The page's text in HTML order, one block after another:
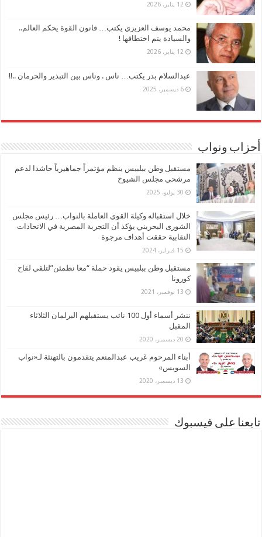
12 يناير، 2026
محمد يوسف العزيزي يكتب… قانون القوة يحكم العالم..
والسيادة يتم اختطافها !
12 يناير، 2026
عبدالسلام بدر يكتب… ناس . وناس بين التبذير والحرمان ..!!
6 ديسمبر، 2025
أحزاب ونواب
مستقبل وطن ببلبيس ينظم مؤتمراً جماهيرياً حاشدا لدعم
مرشحي مجلس الشيوخ
30 يوليو، 2025
خلال استقباله وكيلة القوي العاملة بالنواب… رئيس مجلس
الشورى البحريني يؤكد أن التجربة المصرية في الاتحادات
النقابية حققت أهداف مرجوة
15 فبراير، 2024
مستقبل وطن ببلبيس يقود حملة “معا نطمئن”لتلقي لقاح
كورونا
13 نوفمبر، 2021
ننشر أسماء أول 100 نائب يستقبلهم البرلمان الثلاثاء
المقبل
20 ديسمبر، 2020
أبناء المرحوم غريب عبدالمنعم يتقدمون بالتهنئة لـ«نواب
السويس»
13 ديسمبر، 2020
تابعنا على فيسبوك